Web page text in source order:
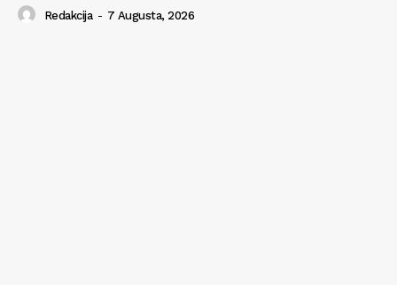
Redakcija - 7 Augusta, 2026